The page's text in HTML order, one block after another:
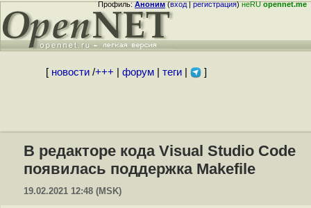
Профиль:Аноним(вход|регистрация)неRUopennet.me
[ новости/+++ форум| теги| ]
В редакторе кода Visual Studio Code
появилась поддержка Makefile
19.02.2021 12:48 (MSK)